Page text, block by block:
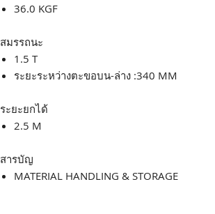
36.0 KGF
สมรรถนะ
1.5 T
ระยะระหว่างตะขอบน-ล่าง :340 MM
ระยะยกได้
2.5 M
สารบัญ
MATERIAL HANDLING & STORAGE